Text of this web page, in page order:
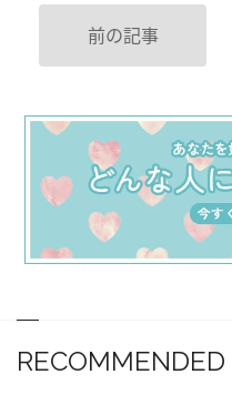
前の記事
RECOMMENDED